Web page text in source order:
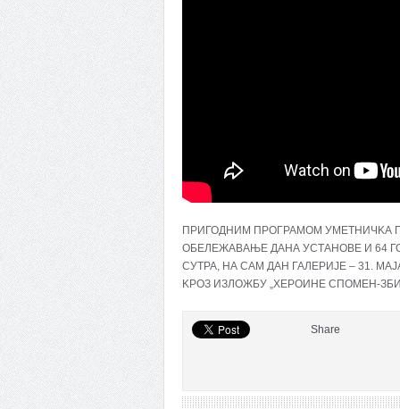
ПРИГОДНИМ ПРОГРАМОМ УМЕТНИЧKА
ОБЕЛЕЖАВАЊЕ ДАНА УСТАНОВЕ И 64
СУТРА, НА САМ ДАН ГАЛЕРИЈЕ – 31.
KРОЗ ИЗЛОЖБУ „ХЕРОИНЕ СПОМЕН-
Share